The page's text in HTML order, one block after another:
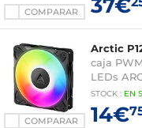
COMPARAR 37€
COMPARAR
Arctic
caja
LEDs
STOCK : EN
14€